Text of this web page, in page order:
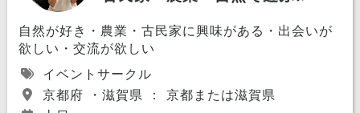
自然が好き・農業・古民家に興味がある・出会いが
欲しい・交流が欲しい
イベントサークル
京都府 ・滋賀県 ： 京都または滋賀県